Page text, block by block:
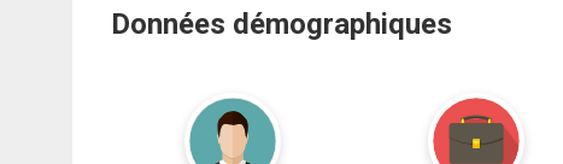
Données démographiques